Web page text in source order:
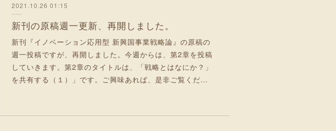
2021.10.26 01:15
新刊の原稿週一更新、再開しました。
新刊『イノベーション応用型 新興国事業戦略論』の原稿の
週一投稿ですが、再開しました。今週からは、第2章を投稿
していきます。第2章のタイトルは、「戦略とはなにか？」
を共有する（１）」です。ご興味あれば、是非ご覧くだ…